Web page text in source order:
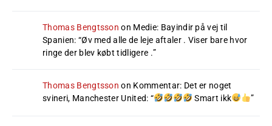
Thomas Bengtsson on Medie: Bayindir på vej til
Spanien: “Øv med alle de leje aftaler . Viser bare hvor
ringe der blev købt tidligere .”
Thomas Bengtsson on Kommentar: Det er noget
svineri, Manchester United: “ Smart ikk ”